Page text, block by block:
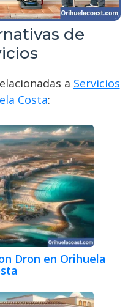
de
a Servicios
Costa:
Dron en Orihuela